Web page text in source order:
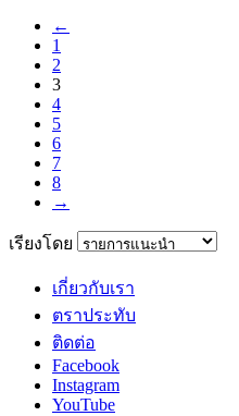
←
1
2
3
4
5
6
7
8
→
เรียงโดย
เกี่ยวกับเรา
ตราประทับ
ติดต่อ
Facebook
Instagram
YouTube